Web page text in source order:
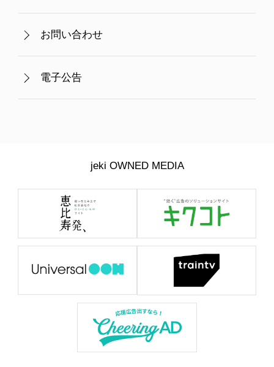
お問い合わせ
電子公告
jeki OWNED MEDIA